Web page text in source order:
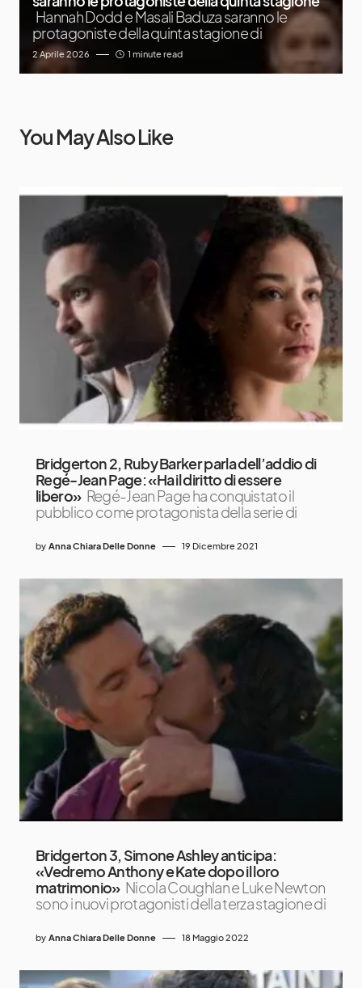
Hannah Dodd e Masali Baduza saranno le
protagoniste della quinta stagione di
2 Aprile 2026 1 minute read
You May Also Like
Bridgerton 2, Ruby Barker parla dell’addio di
Regé-Jean Page: «Ha il diritto di essere
libero» Regé-Jean Page ha conquistato il
pubblico come protagonista della serie di
by Anna Chiara Delle Donne 19 Dicembre 2021
Bridgerton 3, Simone Ashley anticipa:
«Vedremo Anthony e Kate dopo il loro
matrimonio» Nicola Coughlan e Luke Newton
sono i nuovi protagonisti della terza stagione di
by Anna Chiara Delle Donne 18 Maggio 2022